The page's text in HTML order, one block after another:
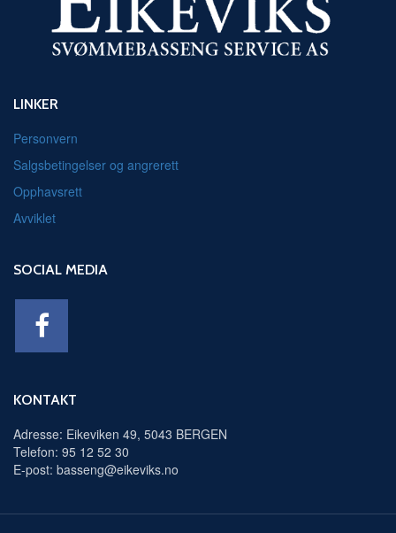
LINKER
Personvern
Salgsbetingelser og angrerett
Opphavsrett
Avviklet
SOCIAL MEDIA
KONTAKT
Adresse: Eikeviken 49, 5043 BERGEN
Telefon: 95 12 52 30
E-post: basseng@eikeviks.no